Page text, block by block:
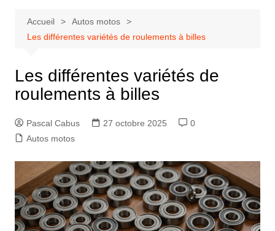
Accueil
Autos motos
Les différentes variétés de roulements à billes
Les différentes variétés de
roulements à billes
Pascal Cabus 27 octobre 2025
0
Autos motos